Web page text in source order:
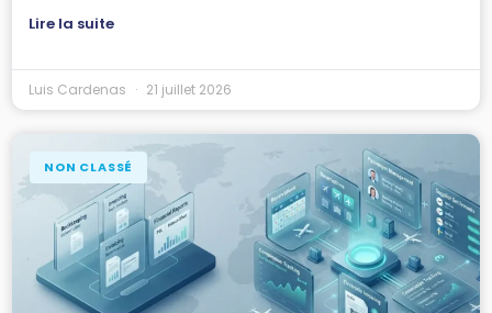
Lire la suite
Luis Cardenas 21 juillet 2026
NON CLASSÉ